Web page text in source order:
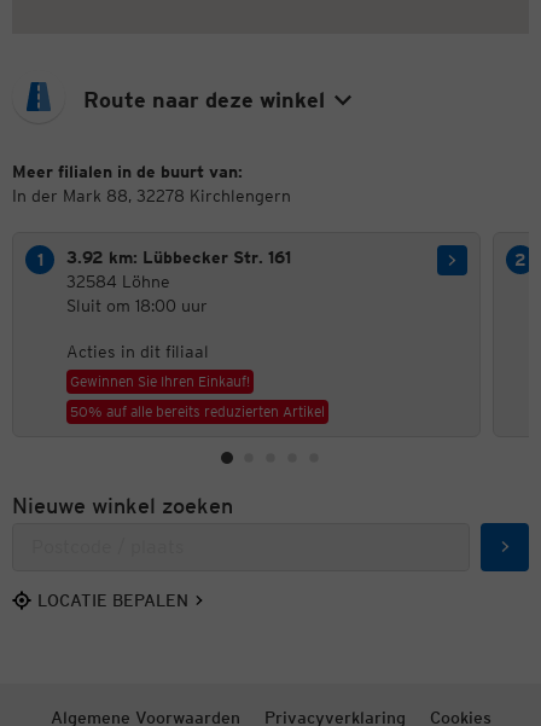
Route naar deze winkel
Meer filialen in de buurt van:
In der Mark 88, 32278 Kirchlengern
3.92 km: Lübbecker Str. 161
32584 Löhne
Sluit om 18:00 uur
Acties in dit filiaal
Gewinnen Sie Ihren Einkauf!
50% auf alle bereits reduzierten Artikel
Nieuwe winkel zoeken
LOCATIE BEPALEN
Algemene Voorwaarden Privacyverklaring Cookies